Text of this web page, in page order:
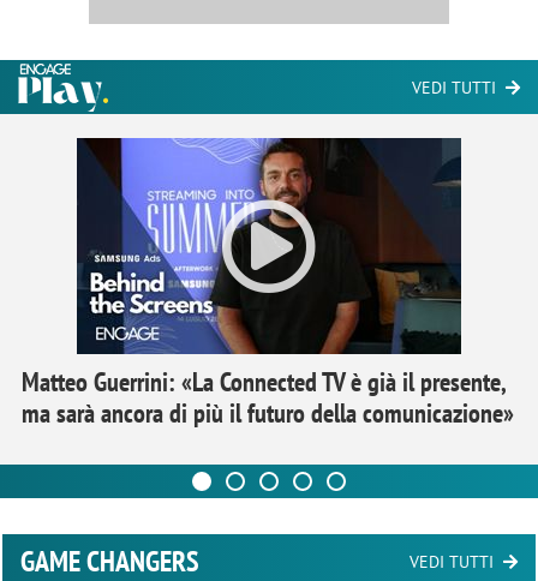
VEDI TUTTI
Matteo Guerrini: «La Connected TV è già il presente,
ma sarà ancora di più il futuro della comunicazione»
GAME CHANGERS VEDI TUTTI